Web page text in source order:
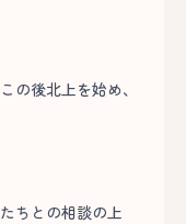
の後北上を始め、
ちとの相談の上